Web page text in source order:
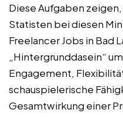
Diese Aufgaben
Statisten bei diesen
Freelancer Jobs in Bad
„Hintergrunddasein“
Engagement,
schauspielerische
Gesamtwirkung einer